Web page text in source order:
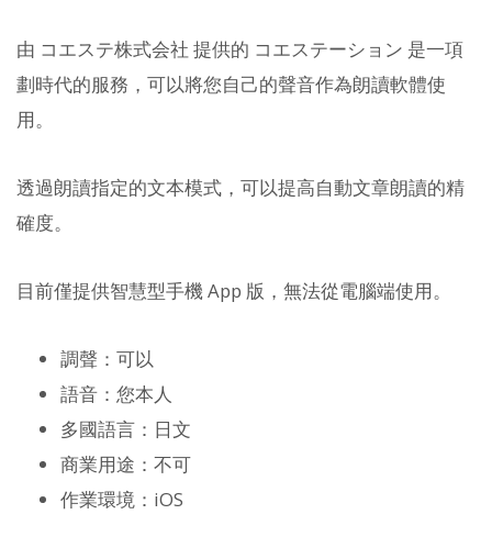
由 コエステ株式会社 提供的 コエステーション 是一項
劃時代的服務，可以將您自己的聲音作為朗讀軟體使
用。
透過朗讀指定的文本模式，可以提高自動文章朗讀的精
確度。
目前僅提供智慧型手機 App 版，無法從電腦端使用。
調聲：可以
語音：您本人
多國語言：日文
商業用途：不可
作業環境：iOS